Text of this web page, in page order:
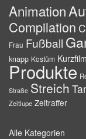
Animation
Compilation
Frau Fußball
knapp Kostüm Kurzfilm
Produkte
Straße Streich
Zeitlupe Zeitraffer
Alle Kategorien